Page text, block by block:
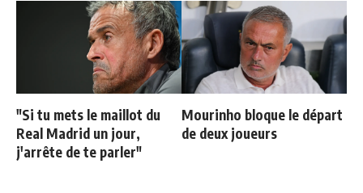
"Si tu mets le maillot du
Real Madrid un jour,
j'arrête de te parler"
Mourinho bloque le départ
de deux joueurs